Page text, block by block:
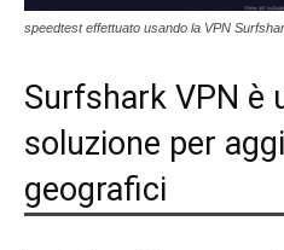
speedtest effettuato usando la VPN
Surfshark VPN è
soluzione per
geografici